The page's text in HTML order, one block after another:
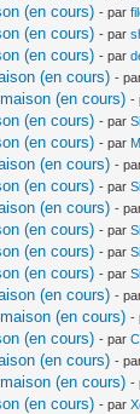
(en cours) - par
(en cours) - par
(en cours) - par
(en cours) -
(en cours) -
(en cours) - par
(en cours) - par
(en cours) -
(en cours) - par
(en cours) -
(en cours) - par
(en cours) - par
(en cours) - par
(en cours) -
(en cours) -
(en cours) - par
(en cours) -
(en cours) -
(en cours) - par